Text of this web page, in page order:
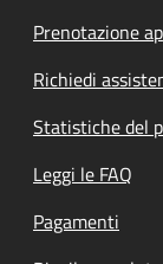
Prenotazione
Richiedi
Statistiche del
Leggi le FAQ
Pagamenti